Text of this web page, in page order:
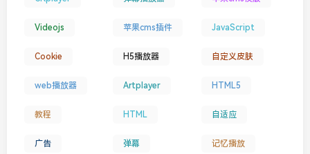
Videojs 苹果cms插件 JavaScript
Cookie H5播放器 自定义皮肤
web播放器 Artplayer HTML5
教程 HTML 自适应
广告 弹幕 记忆播放